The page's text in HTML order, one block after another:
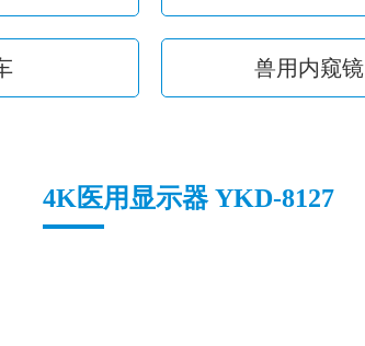
兽用内窥镜
4K医用显示器 YKD-8127